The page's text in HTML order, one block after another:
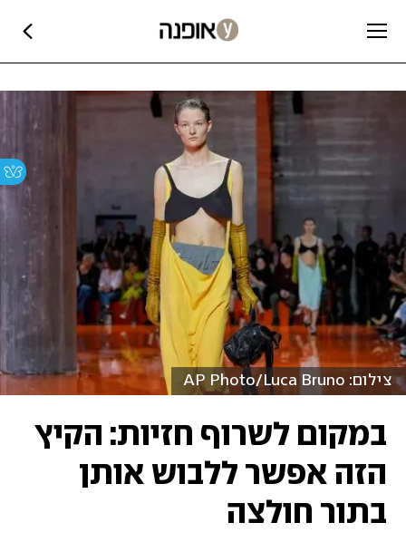
צילום: AP Photo/Luca Bruno
במקום לשרוף חזיות: הקיץ
הזה אפשר ללבוש אותן
בתור חולצה